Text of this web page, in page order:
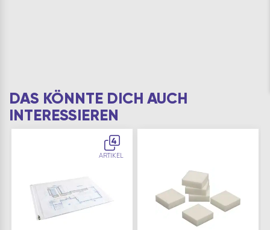
DAS KÖNNTE DICH AUCH
INTERESSIEREN
4
ARTIKEL